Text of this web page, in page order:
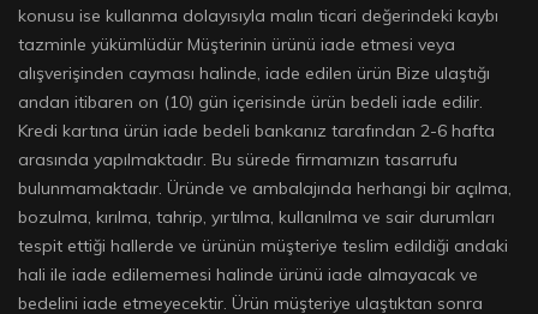
konusu ise kullanma dolayısıyla malın ticari değerindeki kaybı
tazminle yükümlüdür Müşterinin ürünü iade etmesi veya
alışverişinden cayması halinde, iade edilen ürün Bize ulaştığı
andan itibaren on (10) gün içerisinde ürün bedeli iade edilir.
Kredi kartına ürün iade bedeli bankanız tarafından 2-6 hafta
arasında yapılmaktadır. Bu sürede firmamızın tasarrufu
bulunmamaktadır. Üründe ve ambalajında herhangi bir açılma,
bozulma, kırılma, tahrip, yırtılma, kullanılma ve sair durumları
tespit ettiği hallerde ve ürünün müşteriye teslim edildiği andaki
hali ile iade edilememesi halinde ürünü iade almayacak ve
bedelini iade etmeyecektir. Ürün müşteriye ulaştıktan sonra